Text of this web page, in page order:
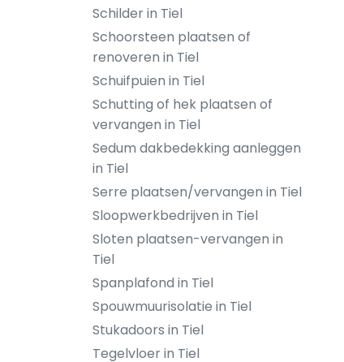
Schilder in Tiel
Schoorsteen plaatsen of
renoveren in Tiel
Schuifpuien in Tiel
Schutting of hek plaatsen of
vervangen in Tiel
Sedum dakbedekking aanleggen
in Tiel
Serre plaatsen/vervangen in Tiel
Sloopwerkbedrijven in Tiel
Sloten plaatsen-vervangen in
Tiel
Spanplafond in Tiel
Spouwmuurisolatie in Tiel
Stukadoors in Tiel
Tegelvloer in Tiel